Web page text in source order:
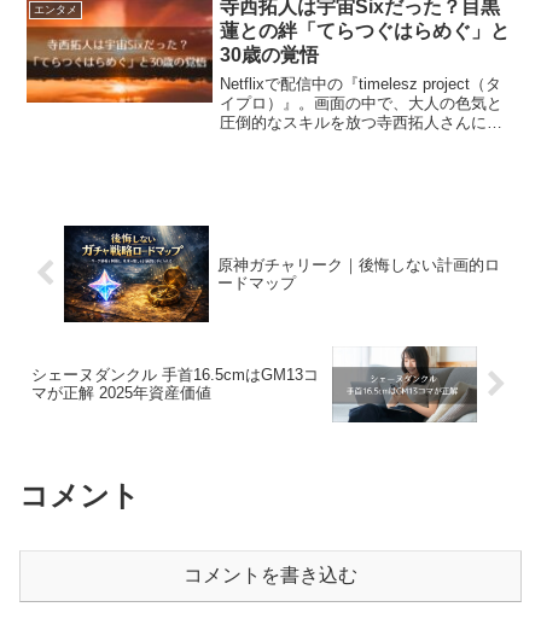
はないでしょうか。安心...
エンタメ
寺西拓人は宇宙Sixだった？目黒
蓮との絆「てらつぐはらめぐ」と
30歳の覚悟
Netflixで配信中の『timelesz project（タ
イプロ）』。画面の中で、大人の色気と
圧倒的なスキルを放つ寺西拓人さんに目
原神ガチャリーク｜後悔しない計画的ロ
ードマップ
シェーヌダンクル 手首16.5cmはGM13コ
マが正解 2025年資産価値
コメント
コメントを書き込む